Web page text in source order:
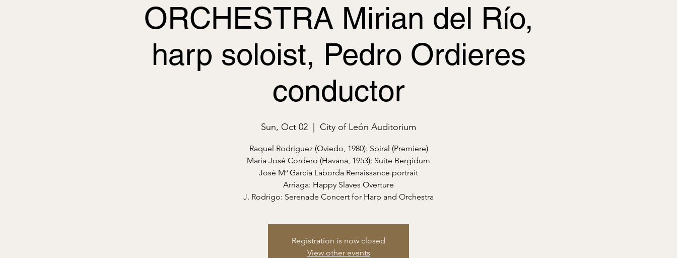
ORCHESTRA Mirian del Río,
harp soloist, Pedro Ordieres
conductor
Sun, Oct 02 City of León Auditorium
Raquel Rodríguez (Oviedo, 1980): Spiral (Premiere)
María José Cordero (Havana, 1953): Suite Bergidum
José Mª García Laborda Renaissance portrait
Arriaga: Happy Slaves Overture
J. Rodrigo: Serenade Concert for Harp and Orchestra
Registration is now closed
View other events